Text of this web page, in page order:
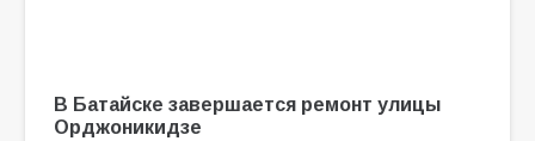
В Батайске завершается ремонт улицы
Орджоникидзе